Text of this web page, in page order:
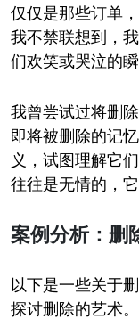
仅仅是那些订单
我不禁联想到，
们欢笑或哭泣的瞬
我曾尝试过将删
即将被删除的记
义，试图理解它
往往是无情的，
案例分析：删
以下是一些关于
探讨删除的艺术。